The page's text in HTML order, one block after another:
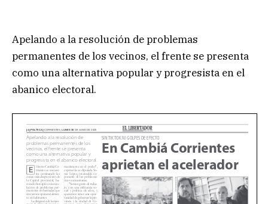
Apelando a la resolución de problemas
permanentes de los vecinos, el frente se presenta
como una alternativa popular y progresista en el
abanico electoral.